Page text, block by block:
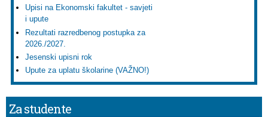
Upisi na Ekonomski fakultet - savjeti
i upute
Rezultati razredbenog postupka za
2026./2027.
Jesenski upisni rok
Upute za uplatu školarine (VAŽNO!)
Za studente